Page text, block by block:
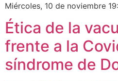
Miércoles, 10 de noviembre
Ética de la
frente a la
síndrome de